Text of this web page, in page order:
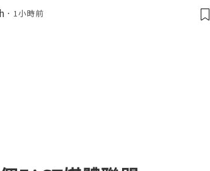
(559) 300-8145 ╰┈➤➤Tele
Learn how aged a
1小時前